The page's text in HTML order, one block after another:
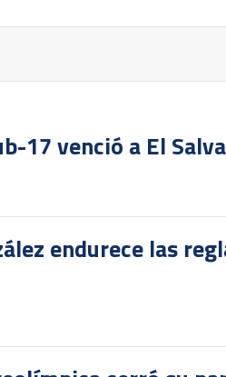
17 venció a El
endurece las